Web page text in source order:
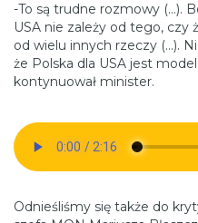
-To są trudne rozmowy (…).
USA nie zależy od tego, czy
od wielu innych rzeczy (…).
że Polska dla USA jest
kontynuował minister.
Odnieśliśmy się także do